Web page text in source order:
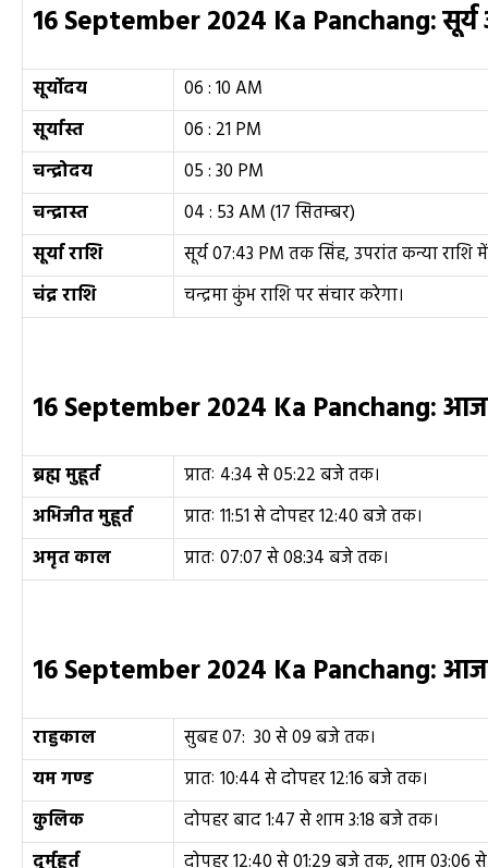
16 September2024 Ka Panchang:
सूर्योदय
06 : 10 AM
सूर्यास्त
06 : 21 PM
चन्द्रोदय
05 : 30 PM
चन्द्रास्त
04 : 53 AM (17 सितम्बर)
सूर्या राशि
सूर्य 07:43 PM तक सिंह, उपरांत कन्या राशि
चंद्र राशि
चन्द्रमा कुंभ राशि पर संचार करेगा।
16 September 2024 Ka Panchang:
ब्रह्म मुहूर्त
प्रातः 4:34 से 05:22 बजे तक।
अभिजीत मुहूर्त
प्रातः 11:51 से दोपहर 12:40 बजे तक।
अमृत काल
प्रातः 07:07 से 08:34 बजे तक।
16 September 2024 Ka Panchang:आज
राहुकाल
सुबह 07: 30 से 09 बजे तक।
यम गण्ड
प्रातः 10:44 से दोपहर 12:16 बजे तक।
कुलिक
दोपहर बाद 1:47 से शाम 3:18 बजे तक।